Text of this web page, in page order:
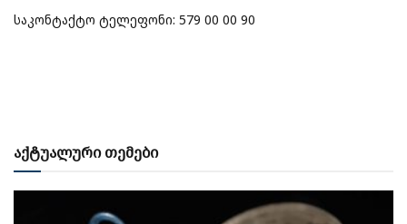
საკონტაქტო ტელეფონი: 579 00 00 90
აქტუალური თემები